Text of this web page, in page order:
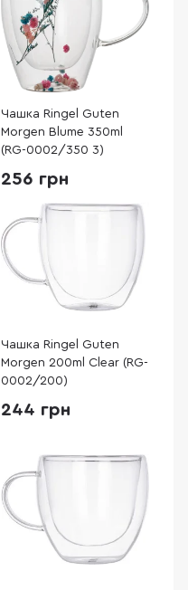
Чашка Ringel Guten
Morgen Blume 350ml
(RG-0002/350 3)
256 грн
Чашка Ringel Guten
Morgen 200ml Clear (RG-
0002/200)
244 грн